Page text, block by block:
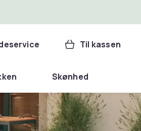
Til kassen
Skønhed